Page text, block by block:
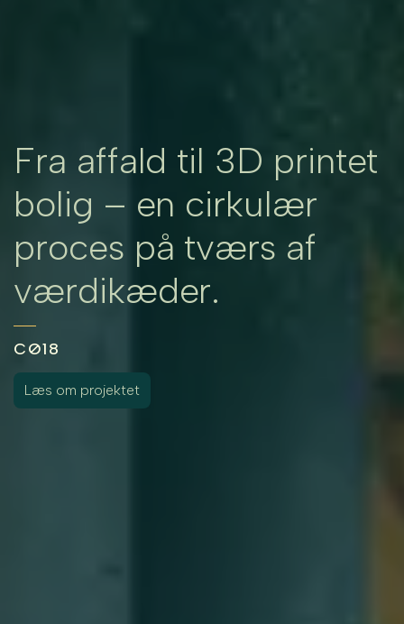
Fra affald til 3D printet
bolig – en cirkulær
proces på tværs af
værdikæder.
CØ18
Læs om projektet